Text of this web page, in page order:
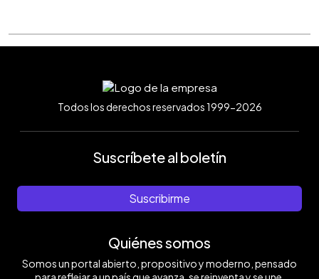
Todos los derechos reservados 1999-2026
Suscríbete al boletín
Suscribirme
Quiénes somos
Somos un portal abierto, propositivo y moderno, pensado